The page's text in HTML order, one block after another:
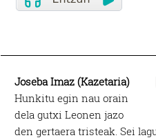
Joseba Imaz (Kazetaria)
Hunkitu egin nau orain
dela gutxi Leonen jazo
den gertaera tristeak. Sei